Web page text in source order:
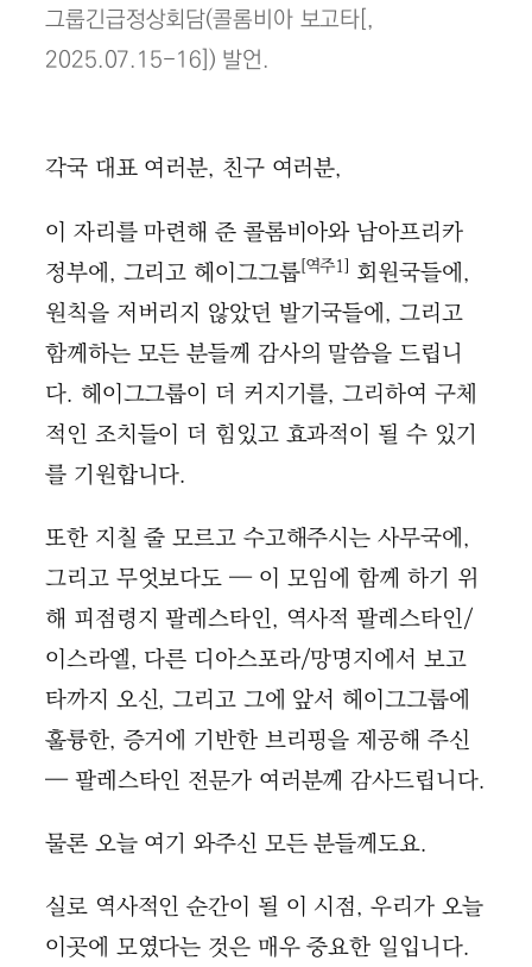
그룹긴급정상회담(콜롬비아 보고타[,
2025.07.15-16]) 발언.
각국 대표 여러분, 친구 여러분,
이 자리를 마련해 준 콜롬비아와 남아프리카
정부에, 그리고 헤이그그룹[역주1] 회원국들에,
원칙을 저버리지 않았던 발기국들에, 그리고
함께하는 모든 분들께 감사의 말씀을 드립니
다. 헤이그그룹이 더 커지기를, 그리하여 구체
적인 조치들이 더 힘있고 효과적이 될 수 있기
를 기원합니다.
또한 지칠 줄 모르고 수고해주시는 사무국에,
그리고 무엇보다도 — 이 모임에 함께 하기 위
해 피점령지 팔레스타인, 역사적 팔레스타인/
이스라엘, 다른 디아스포라/망명지에서 보고
타까지 오신, 그리고 그에 앞서 헤이그그룹에
훌륭한, 증거에 기반한 브리핑을 제공해 주신
— 팔레스타인 전문가 여러분께 감사드립니다.
물론 오늘 여기 와주신 모든 분들께도요.
실로 역사적인 순간이 될 이 시점, 우리가 오늘
이곳에 모였다는 것은 매우 중요한 일입니다.